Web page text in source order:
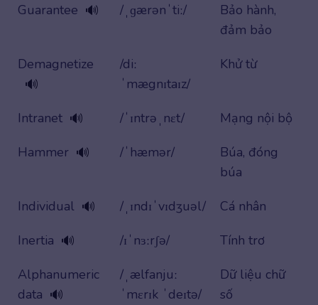
Guarantee 🔊 /ˌɡærənˈtiː/
Bảo hành,
đảm bảo
Demagnetize
🔊
/diː
ˈmægnɪtaɪz/
Khử từ
Intranet 🔊 /ˈɪntrəˌnɛt/
Mạng nội bộ
Hammer 🔊 /ˈhæmər/
Búa, đóng
búa
Individual 🔊 /ˌɪndɪˈvɪdʒuəl/
Cá nhân
Inertia 🔊 /ɪˈnɜːrʃə/
Tính trơ
Alphanumeric
data 🔊
/ˌælfanjuː
ˈmɛrɪk ˈdeɪtə/
Dữ liệu chữ
số